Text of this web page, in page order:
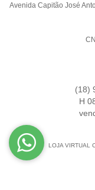
Avenida Capitão José
(18)
H
LOJA VIRTUAL